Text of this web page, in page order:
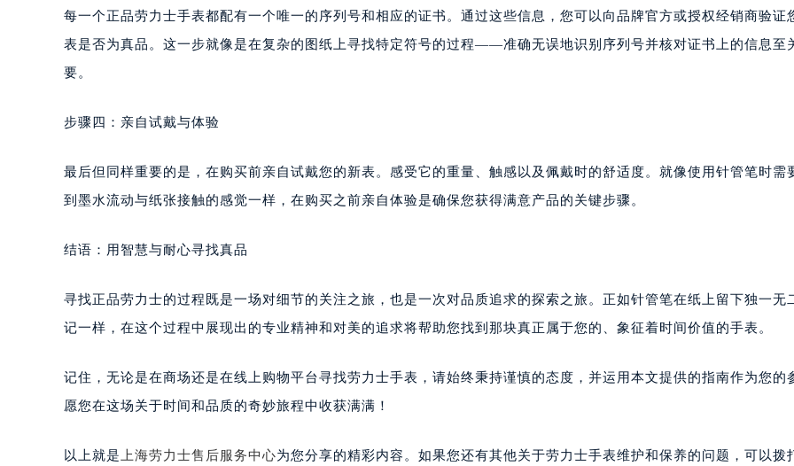
每一个正品劳力士手表都配有一个唯一的序列号和相应的证书。通过这些信息，您可以向品牌官方或授权经销商验证
表是否为真品。这一步就像是在复杂的图纸上寻找特定符号的过程——准确无误地识别序列号并核对证书上的信息至
要。
步骤四：亲自试戴与体验
最后但同样重要的是，在购买前亲自试戴您的新表。感受它的重量、触感以及佩戴时的舒适度。就像使用针管笔时需
到墨水流动与纸张接触的感觉一样，在购买之前亲自体验是确保您获得满意产品的关键步骤。
结语：用智慧与耐心寻找真品
寻找正品劳力士的过程既是一场对细节的关注之旅，也是一次对品质追求的探索之旅。正如针管笔在纸上留下独一无
记一样，在这个过程中展现出的专业精神和对美的追求将帮助您找到那块真正属于您的、象征着时间价值的手表。
记住，无论是在商场还是在线上购物平台寻找劳力士手表，请始终秉持谨慎的态度，并运用本文提供的指南作为您的
愿您在这场关于时间和品质的奇妙旅程中收获满满！
以上就是上海劳力士售后服务中心为您分享的精彩内容。如果您还有其他关于劳力士手表维护和保养的问题，可以拨